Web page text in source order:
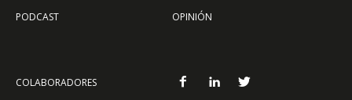
PODCAST
OPINIÓN
COLABORADORES